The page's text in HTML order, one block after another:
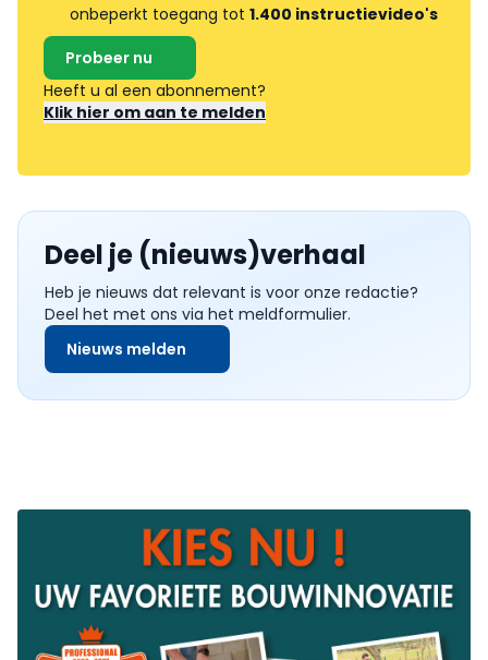
onbeperkt toegang tot 1.400 instructievideo's
Probeer nu
Heeft u al een abonnement?
Klik hier om aan te melden
Deel je (nieuws)verhaal
Heb je nieuws dat relevant is voor onze redactie?
Deel het met ons via het meldformulier.
Nieuws melden